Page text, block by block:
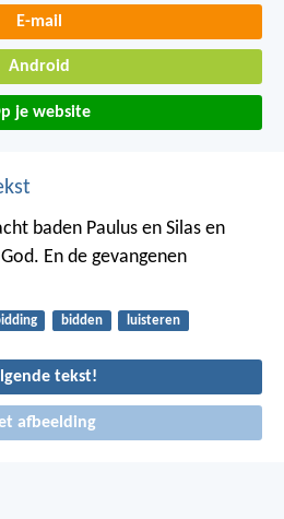
E-mail
Android
je website
baden Paulus en Silas en
En de gevangenen
bidden luisteren
tekst!
afbeelding